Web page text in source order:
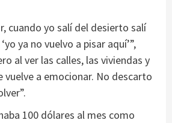
cuando yo salí del desierto salí
ya no vuelvo a pisar aquí’”,
al ver las calles, las viviendas y
vuelve a emocionar. No descarto
100 dólares al mes como